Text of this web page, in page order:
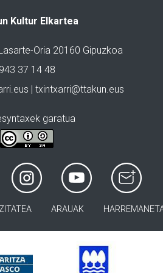
Kultur Elkartea
Oria 20160 Gipuzkoa
943 37 14 48
| txintxarri@ttakun.eus
garatua
ARAUAK